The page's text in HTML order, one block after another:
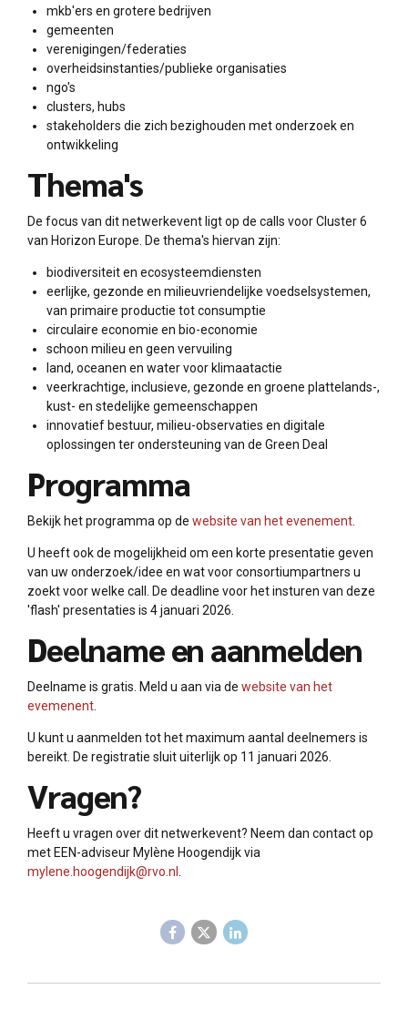
mkb'ers en grotere bedrijven
gemeenten
verenigingen/federaties
overheidsinstanties/publieke organisaties
ngo's
clusters, hubs
stakeholders die zich bezighouden met onderzoek en
ontwikkeling
Thema's
De focus van dit netwerkevent ligt op de calls voor Cluster 6
van Horizon Europe. De thema's hiervan zijn:
biodiversiteit en ecosysteemdiensten
eerlijke, gezonde en milieuvriendelijke voedselsystemen,
van primaire productie tot consumptie
circulaire economie en bio-economie
schoon milieu en geen vervuiling
land, oceanen en water voor klimaatactie
veerkrachtige, inclusieve, gezonde en groene plattelands-,
kust- en stedelijke gemeenschappen
innovatief bestuur, milieu-observaties en digitale
oplossingen ter ondersteuning van de Green Deal
Programma
Bekijk het programma op de website van het evenement
U heeft ook de mogelijkheid om een korte presentatie geven
van uw onderzoek/idee en wat voor consortiumpartners u
zoekt voor welke call. De deadline voor het insturen van deze
'flash' presentaties is 4 januari 2026.
Deelname en aanmelden
Deelname is gratis. Meld u aan via de website van het
evemenent
U kunt u aanmelden tot het maximum aantal deelnemers is
bereikt. De registratie sluit uiterlijk op 11 januari 2026.
Vragen?
Heeft u vragen over dit netwerkevent? Neem dan contact op
met EEN-adviseur Mylène Hoogendijk via
mylene.hoogendijk@rvo.nl